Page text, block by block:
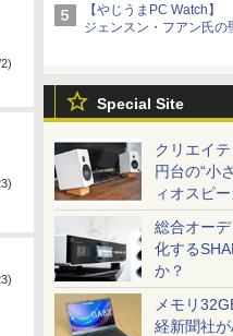
【やじうまPC Watch】
ジェンスン・フアン氏の
田北口店」で「ご来店記
～コース名を変更した
Special Site
クリエイ
円台の“小
ィオスピ
総合オー
化する
か？
メモリ
経新聞社